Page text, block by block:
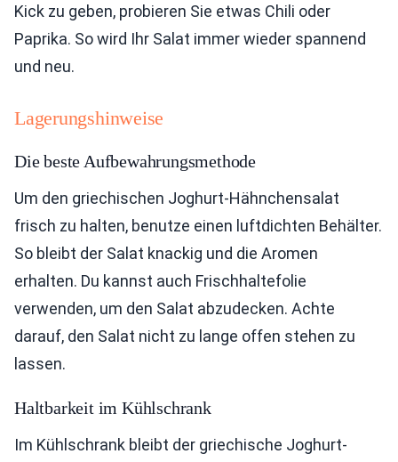
Kick zu geben, probieren Sie etwas Chili oder
Paprika. So wird Ihr Salat immer wieder spannend
und neu.
Lagerungshinweise
Die beste Aufbewahrungsmethode
Um den griechischen Joghurt-Hähnchensalat
frisch zu halten, benutze einen luftdichten Behälter.
So bleibt der Salat knackig und die Aromen
erhalten. Du kannst auch Frischhaltefolie
verwenden, um den Salat abzudecken. Achte
darauf, den Salat nicht zu lange offen stehen zu
lassen.
Haltbarkeit im Kühlschrank
Im Kühlschrank bleibt der griechische Joghurt-